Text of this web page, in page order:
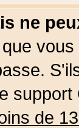
ne
de